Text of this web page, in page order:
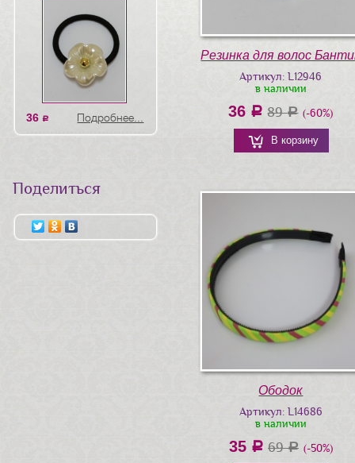
Резинка для волос
Артикул: L12946
в наличии
36 a 89a (-60%)
В корзину
Ободок
Артикул: L14686
в наличии
35 a 69a (-50%)
36a Подробнее...
Поделиться